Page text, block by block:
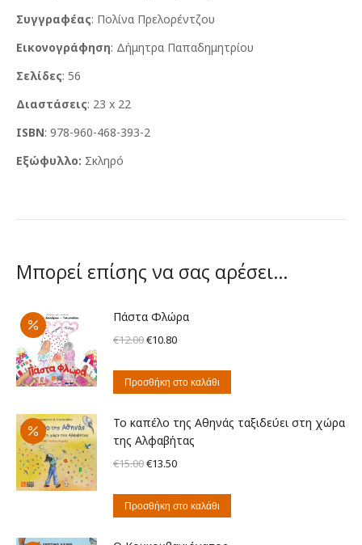
Συγγραφέας: Πολίνα Πρελορέντζου
Εικονογράφηση: Δήμητρα Παπαδημητρίου
Σελίδες: 56
Διαστάσεις: 23 x 22
ISBN: 978-960-468-393-2
Εξώφυλλο: Σκληρό
Μπορεί επίσης να σας αρέσει…
Πάστα Φλώρα
€12.00Original
was:
€10.80Η
τιμή
€10.80.
Προσθήκη στο καλάθι
Το καπέλο της Αθηνάς ταξιδεύει στη χώρα
της Αλφαβήτας
€15.00Original
was:
€13.50Η
τιμή
Προσθήκη στο καλάθι